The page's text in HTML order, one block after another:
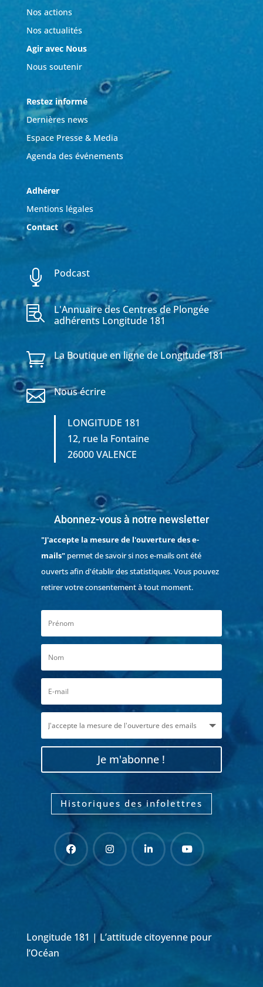
Nos actions
Nos actualités
Agir avec Nous
Nous soutenir
Restez informé
Dernières news
Espace Presse & Media
Agenda des événements
Adhérer
Mentions légales
Contact
 Podcast

L'Annuaire des Centres de Plongée
adhérents Longitude 181
 La Boutique en ligne de Longitude 181
 Nous écrire
LONGITUDE 181
12, rue la Fontaine
26000 VALENCE
Abonnez-vous à notre newsletter
"J'accepte la mesure de l'ouverture des e-
mails"permet de savoir si nos e-mails ont été
ouverts afin d'établir des statistiques. Vous pouvez
retirer votre consentement à tout moment.
Je m'abonne !
Historiques des infolettres
Longitude 181 | L’attitude citoyenne pour
l’Océan